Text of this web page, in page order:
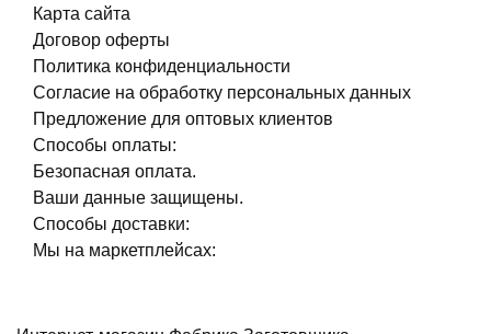
Карта сайта
Договор оферты
Политика конфиденциальности
Согласие на обработку персональных данных
Предложение для оптовых клиентов
Способы оплаты:
Безопасная оплата.
Ваши данные защищены.
Способы доставки:
Мы на маркетплейсах: